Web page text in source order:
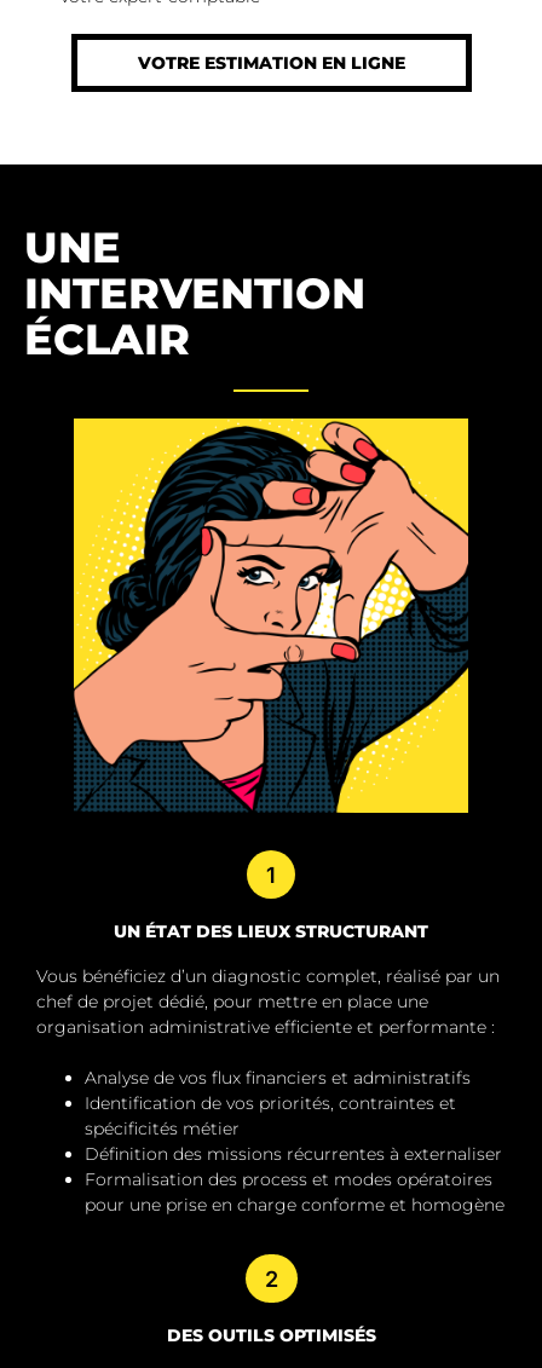
VOTRE ESTIMATION EN LIGNE
UNE
INTERVENTION
ÉCLAIR
1
UN ÉTAT DES LIEUX STRUCTURANT
Vous bénéficiez d’un diagnostic complet, réalisé par un
chef de projet dédié, pour mettre en place une
organisation administrative efficiente et performante :
Analyse de vos flux financiers et administratifs
Identification de vos priorités, contraintes et
spécificités métier
Définition des missions récurrentes à externaliser
Formalisation des process et modes opératoires
pour une prise en charge conforme et homogène
2
DES OUTILS OPTIMISÉS